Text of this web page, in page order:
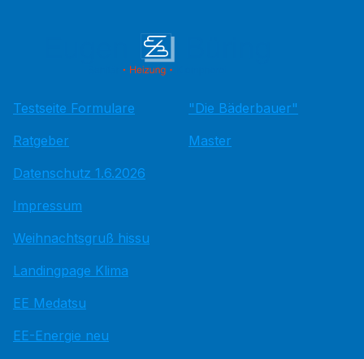
Testseite Formulare
Ratgeber
Datenschutz 1.6.2026
Impressum
Weihnachtsgruß hissu
Landingpage Klima
EE Medatsu
EE-Energie neu
"Die Bäderbauer"
Master